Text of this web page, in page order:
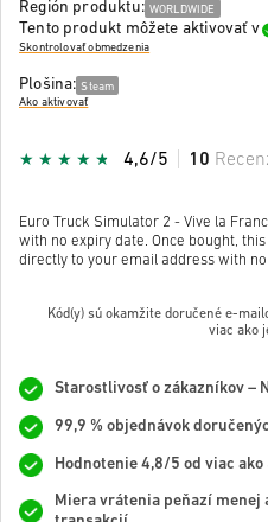
Región produktu: WORLDWIDE
Tento produkt môžete aktivovať v
Skontrolovať obmedzenia
Plošina: Steam
Ako aktivovať
4,6/5 10
Euro Truck Simulator 2 - Vive la
with no expiry date. Once bought,
directly to your email address with
Kód(y) sú okamžite doručené e-
viac ako
Starostlivosť o zákazníkov –
99,9 % objednávok
Hodnotenie 4,8/5 od viac
Miera vrátenia peňazí menej